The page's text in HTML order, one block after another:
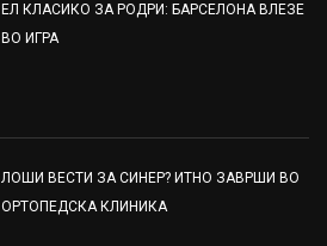
ЕЛ КЛАСИКО ЗА РОДРИ: БАРСЕЛОНА ВЛЕЗЕ
ВО ИГРА
ЛОШИ ВЕСТИ ЗА СИНЕР? ИТНО ЗАВРШИ ВО
ОРТОПЕДСКА КЛИНИКА